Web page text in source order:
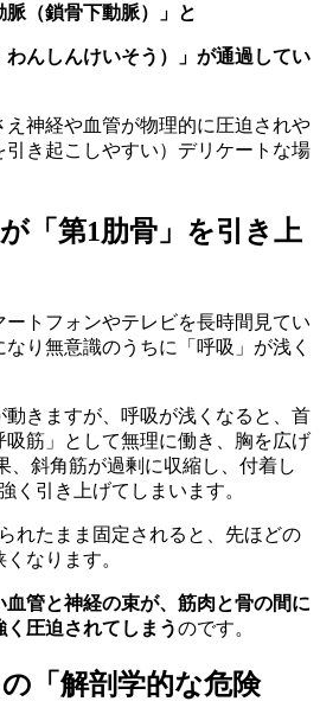
（鎖骨下動脈）」と
わんしんけいそう）」が通過してい
神経や血管が物理的に圧迫されや
き起こしやすい）デリケートな場
「第1肋骨」を引き上
トフォンやテレビを長時間見てい
り無意識のうちに「呼吸」が浅く
きますが、呼吸が浅くなると、首
筋」として無理に働き、胸を広げ
、斜角筋が過剰に収縮し、付着し
く引き上げてしまいます。
れたまま固定されると、先ほどの
なります。
血管と神経の束が、筋肉と骨の間に
圧迫されてしまうのです。
「解剖学的な危険